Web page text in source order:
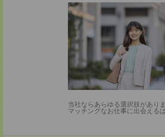
当社ならあらゆる選択肢があり
マッチングなお仕事に出会えるは